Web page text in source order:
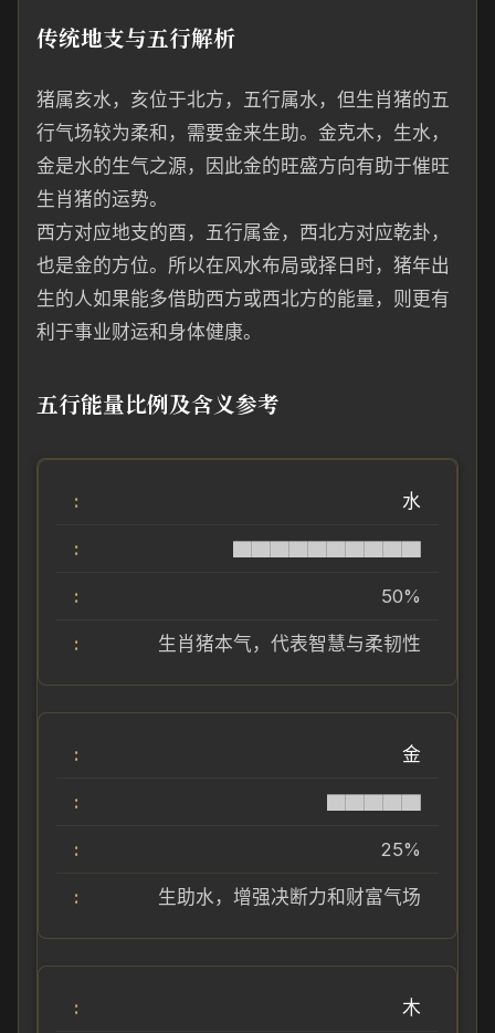
传统地支与五行解析
猪属亥水，亥位于北方，五行属水，但生肖猪的五
行气场较为柔和，需要金来生助。金克木，生水，
金是水的生气之源，因此金的旺盛方向有助于催旺
生肖猪的运势。
西方对应地支的酉，五行属金，西北方对应乾卦，
也是金的方位。所以在风水布局或择日时，猪年出
生的人如果能多借助西方或西北方的能量，则更有
利于事业财运和身体健康。
五行能量比例及含义参考
水
▇▇▇▇▇▇▇▇▇▇
50%
生肖猪本气，代表智慧与柔韧性
金
▇▇▇▇▇
25%
生助水，增强决断力和财富气场
木